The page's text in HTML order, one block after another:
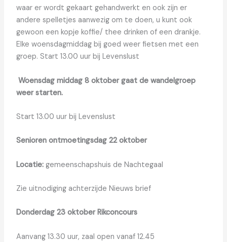
waar er wordt gekaart gehandwerkt en ook zijn er
andere spelletjes aanwezig om te doen, u kunt ook
gewoon een kopje koffie/ thee drinken of een drankje.
Elke woensdagmiddag bij goed weer fietsen met een
groep. Start 13.00 uur bij Levenslust
Woensdag middag 8 oktober gaat de wandelgroep
weer starten.
Start 13.00 uur bij Levenslust
Senioren ontmoetingsdag 22 oktober
Locatie: gemeenschapshuis de Nachtegaal
Zie uitnodiging achterzijde Nieuws brief
Donderdag 23 oktober Rikconcours
Aanvang 13.30 uur, zaal open vanaf 12.45